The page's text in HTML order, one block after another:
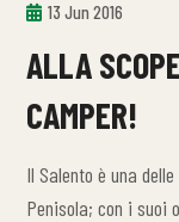
13 Jun 2016
ALLA
CAMPER!
Il Salento è una
Penisola; con i suoi